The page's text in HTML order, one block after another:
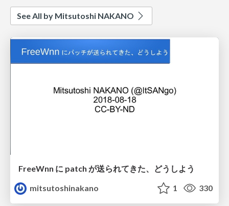
See All by Mitsutoshi NAKANO
FreeWnn に patch が送られてきた、どうしよう
mitsutoshinakano
1 330